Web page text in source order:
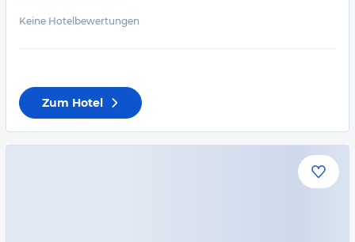
Keine Hotelbewertungen
Zum Hotel